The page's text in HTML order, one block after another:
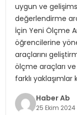
SPOR
SAĞLIK
MAGAZIN
uygun ve
değerlendirme
İçin Yeni Ölçme
öğrencilerine
araçlarını
ölçme araçları ve
farklı
Haber Ab
25 Ekim 2024